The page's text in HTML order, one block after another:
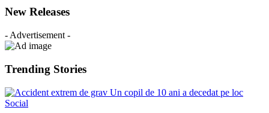
New Releases
- Advertisement -
Trending Stories
Social